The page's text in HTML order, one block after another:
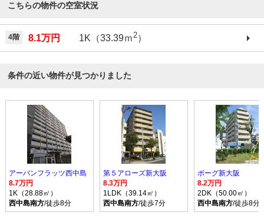
こちらの物件の空室状況
4階 8.1万円 1K（33.39ｍ2）
条件の近い物件が見つかりました
アーバンフラッツ西中島
8.7万円
1K（28.88㎡）
西中島南方/徒歩8分
第５アローズ新大阪
8.3万円
1LDK（39.14㎡）
西中島南方/徒歩7分
ボーグ新大阪
8.2万円
2DK（50.00㎡）
西中島南方/徒歩8分